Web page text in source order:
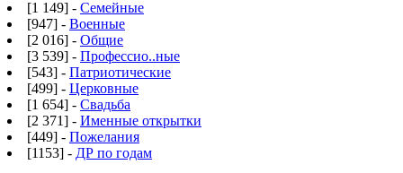
[1 149] - Семейные
[947] - Военные
[2 016] - Общие
[3 539] - Профессио..ные
[543] - Патриотические
[499] - Церковные
[1 654] - Свадьба
[2 371] - Именные открытки
[449] - Пожелания
[1153] - ДР по годам